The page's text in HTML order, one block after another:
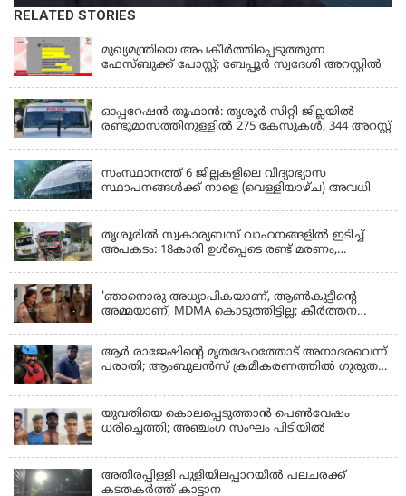
RELATED STORIES
KERALA
മുഖ്യമന്ത്രിയെ അപകീർത്തിപ്പെടുത്തുന്ന
ഫേസ്‌ബുക്ക് പോസ്റ്റ്; ബേപ്പൂർ സ്വദേശി അറസ്റ്റിൽ
ഓപ്പറേഷൻ തൂഫാൻ: തൃശൂർ സിറ്റി ജില്ലയിൽ
രണ്ടുമാസത്തിനുള്ളിൽ 275 കേസുകൾ, 344 അറസ്റ്റ്
സംസ്ഥാനത്ത് 6 ജില്ലകളിലെ വിദ്യാഭ്യാസ
സ്ഥാപനങ്ങൾക്ക് നാളെ (വെള്ളിയാഴ്ച) അവധി
തൃശൂരിൽ സ്വകാര്യബസ് വാഹനങ്ങളില്‍ ഇടിച്ച്
അപകടം: 18കാരി ഉൾപ്പെടെ രണ്ട് മരണം,
'ഞാനൊരു അധ്യാപികയാണ്, ആണ്‍കുട്ടീന്റെ
അമ്മയാണ്‌, MDMA കൊടുത്തിട്ടില്ല; കീർത്തന
ആര്‍ രാജേഷിന്റെ മൃതദേഹത്തോട് അനാദരവെന്ന്
പരാതി; ആംബുലന്‍സ് ക്രമീകരണത്തില്‍ ഗുരുതര
ഫ്രീസര്‍ സംവിധാനം ഇല്ലാതെയെന്നും ആരോപണം
യുവതിയെ കൊലപ്പെടുത്താൻ പെൺവേഷം
ധരിച്ചെത്തി; അഞ്ചംഗ സംഘം പിടിയിൽ
അതിരപ്പിള്ളി പുളിയിലപ്പാറയിൽ പലചരക്ക്
കടതകർത്ത് കാട്ടാന